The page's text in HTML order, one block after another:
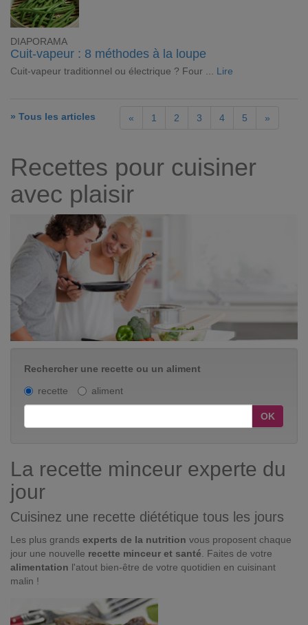
DIAPORAMA
Cuit-vapeur : 8 méthodes à la loupe
Cuit-vapeur traditionnel ou électrique ? Four ... Lire
» Tous les articles « 1 2 3 4 5 »
Recettes pour cuisiner
avec plaisir
Rechercher une recette ou un aliment
recette
aliment
OK
La recette minceur experte du
jour
Cuisinez une recette diététique tous les jours
Les plus grands experts de la nutrition vous proposent chaque
jour une nouvelle recette minceur et santé . Faites de votre
alimentation l'atout bien-être de votre quotidien en cuisinant
malin !